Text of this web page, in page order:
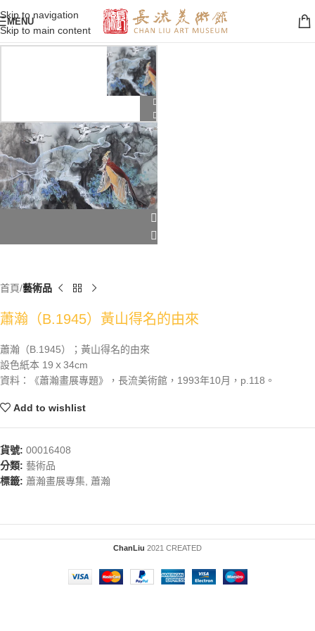
Skip to navigation
Skip to main content
MENU
首頁 藝術品
蕭瀚（B.1945）黃山得名的由來
蕭瀚（B.1945）；黃山得名的由來
設色紙本 19ｘ34cm
資料：《蕭瀚畫展專題》，長流美術館，1993年10月，p.118。
Add to wishlist
貨號: 00016408
分類: 藝術品
標籤: 蕭瀚畫展專集, 蕭瀚
ChanLiu 2021 CREATED